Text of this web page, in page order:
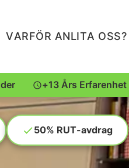
VARFÖR ANLITA OSS?
+13 Års Erfarenhet
50% RUT-avdrag